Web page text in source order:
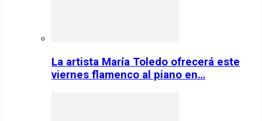
La artista María Toledo ofrecerá este
viernes flamenco al piano en…